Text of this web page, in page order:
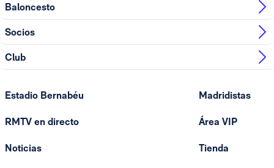
Baloncesto
Socios
Club
Estadio Bernabéu
RMTV en directo
Noticias
Madridistas
Área VIP
Tienda